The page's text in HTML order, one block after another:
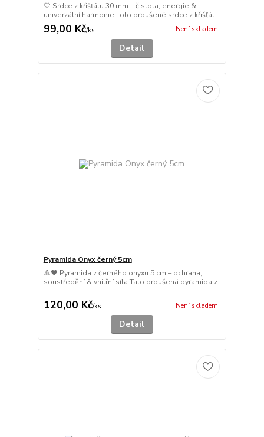
🤍 Srdce z křišťálu 30 mm – čistota, energie &
univerzální harmonie Toto broušené srdce z křišťál...
99,00 Kč/ks Není skladem
Detail
Pyramida Onyx černý 5cm
🔺🖤 Pyramida z černého onyxu 5 cm – ochrana,
soustředění & vnitřní síla Tato broušená pyramida z
...
120,00 Kč/ks Není skladem
Detail